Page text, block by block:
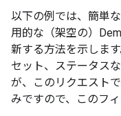
以下の例では、簡単
用的な（架空の）
新する方法を示しま
セット、ステータス
が、このリクエスト
みですので、このフ